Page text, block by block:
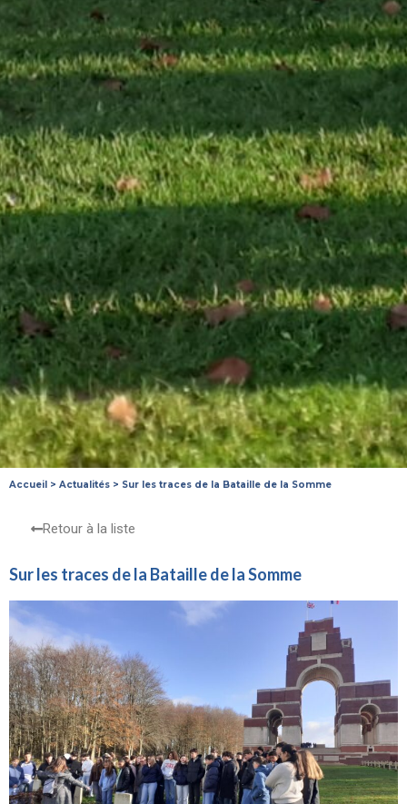
Accueil > Actualités > Sur les traces de la Bataille de la Somme
Retour à la liste
Sur les traces de la Bataille de la Somme